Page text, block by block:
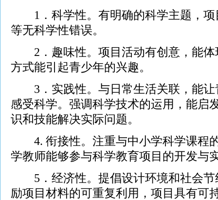
1．科学性。有明确的科学主题，项
等无科学性错误。
2．趣味性。项目活动有创意，能体
方式能引起青少年的兴趣。
3．实践性。与日常生活关联，能让
感受科学。强调科学技术的运用，能启
识和技能解决实际问题。
4. 衔接性。注重与中小学科学课程
学教师能够参与科学教育项目的开发与
5．经济性。提倡设计环境和社会节
励项目材料的可重复利用，项目具有可